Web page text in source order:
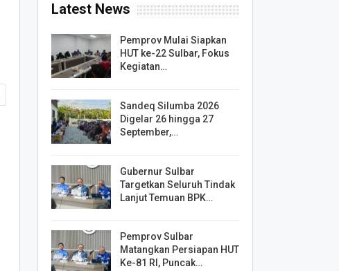
Latest News
Pemprov Mulai Siapkan
HUT ke-22 Sulbar, Fokus
Kegiatan…
Sandeq Silumba 2026
Digelar 26 hingga 27
September,…
Gubernur Sulbar
Targetkan Seluruh Tindak
Lanjut Temuan BPK…
Pemprov Sulbar
Matangkan Persiapan HUT
Ke-81 RI, Puncak…